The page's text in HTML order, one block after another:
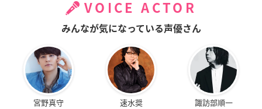
VOICE ACTOR
みんなが気になっている声優さん
宮野真守 速水奨 諏訪部順一